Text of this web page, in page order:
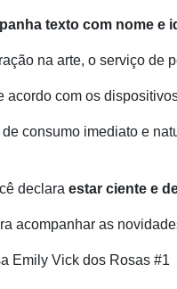
texto com nome e
na arte, o serviço de
acordo com os
consumo imediato e
declara estar ciente e
acompanhar as
Emily Vick dos Rosas #1